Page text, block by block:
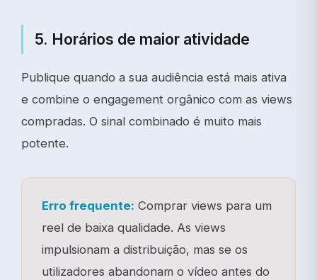
5. Horários de maior atividade
Publique quando a sua audiência está mais ativa
e combine o engagement orgânico com as views
compradas. O sinal combinado é muito mais
potente.
Erro frequente: Comprar views para um
reel de baixa qualidade. As views
impulsionam a distribuição, mas se os
utilizadores abandonam o vídeo antes do